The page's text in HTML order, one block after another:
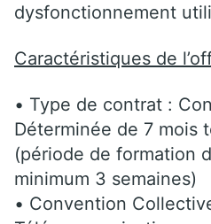
dysfonctionnement
Caractéristiques de
• Type de contrat :
Déterminée de 7 mois
(période de formation
minimum 3 semaines)
• Convention